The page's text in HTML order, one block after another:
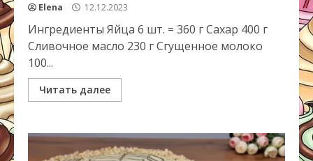
Elena 12.12.2023
Ингредиенты Яйца 6 шт. = 360 г Сахар 400 г
Сливочное масло 230 г Сгущенное молоко
100...
Читать далее